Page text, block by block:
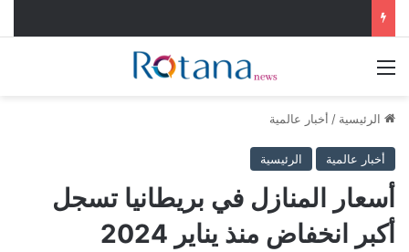
الرئيسية / أخبار عالمية
أخبار عالمية الرئيسية
أسعار المنازل في بريطانيا تسجل
أكبر انخفاض منذ يناير 2024